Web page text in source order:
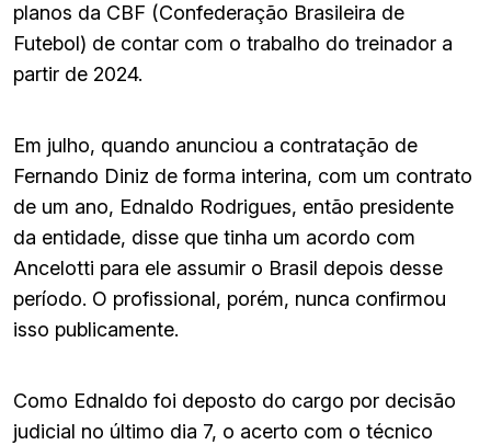
planos da CBF (Confederação Brasileira de
Futebol) de contar com o trabalho do treinador a
partir de 2024.
Em julho, quando anunciou a contratação de
Fernando Diniz de forma interina, com um contrato
de um ano, Ednaldo Rodrigues, então presidente
da entidade, disse que tinha um acordo com
Ancelotti para ele assumir o Brasil depois desse
período. O profissional, porém, nunca confirmou
isso publicamente.
Como Ednaldo foi deposto do cargo por decisão
judicial no último dia 7, o acerto com o técnico